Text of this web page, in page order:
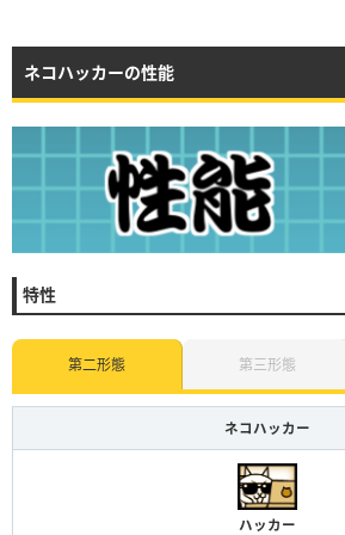
ネコハッカーの性能
特性
第二形態 第三形態
ネコハッカー
ハッカー